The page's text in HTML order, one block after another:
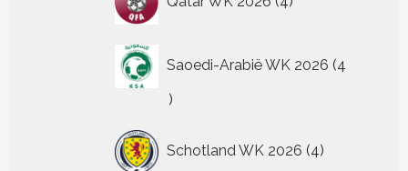
producten
Saoedi-Arabië WK 2026 4
4
Schotland WK 2026 4
producten